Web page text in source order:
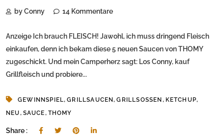
by Conny 14 Kommentare
Anzeige Ich brauch FLEISCH! Jawohl, ich muss dringend Fleisch
einkaufen, denn ich bekam diese 5 neuen Saucen von THOMY
zugeschickt. Und mein Camperherz sagt: Los Conny, kauf
Grillfleisch und probiere...
GEWINNSPIEL,GRILLSAUCEN,GRILLSOSSEN , KETCHUP,
NEU, SAUCE, THOMY
Share :